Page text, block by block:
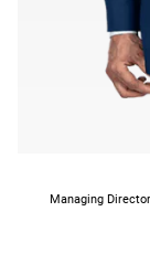
Managing